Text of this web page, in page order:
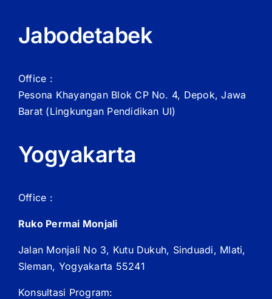
Jabodetabek
Office :
Pesona Khayangan Blok CP No. 4, Depok, Jawa
Barat (Lingkungan Pendidikan UI)
Yogyakarta
Office :
Ruko Permai Monjali
Jalan Monjali No 3, Kutu Dukuh, Sinduadi, Mlati,
Sleman, Yogyakarta 55241
Konsultasi Program: